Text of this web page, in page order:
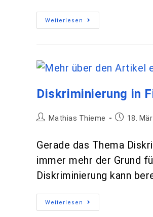
Weiterlesen
Diskriminierung in
Mathias Thieme 18.
Gerade das Thema
immer mehr der Grund
Diskriminierung kann
Weiterlesen